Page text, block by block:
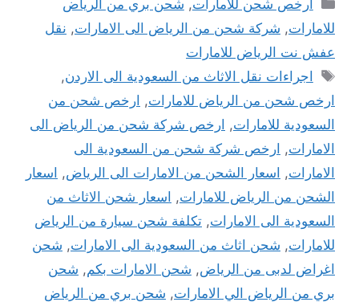
أرخص شحن للامارات, شحن بري من الرياض
للامارات, شركة شحن من الرياض الى الامارات, نقل
عفش نت الرياض للامارات
الوسوم
اجراءات نقل الاثاث من السعودية الى الاردن,
ارخص شحن من الرياض للامارات, ارخص شحن من
السعودية للامارات, ارخص شركة شحن من الرياض الى
الامارات, ارخص شركة شحن من السعودية الى
الامارات, اسعار الشحن من الامارات الى الرياض, اسعار
الشحن من الرياض للامارات, اسعار شحن الاثاث من
السعودية الى الامارات, تكلفة شحن سيارة من الرياض
للامارات, شحن اثاث من السعودية الى الامارات, شحن
اغراض لدبى من الرياض, شحن الامارات بكم, شحن
بري من الرياض الي الامارات, شحن بري من الرياض